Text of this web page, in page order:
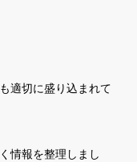
適切に盛り込まれて
情報を整理しまし